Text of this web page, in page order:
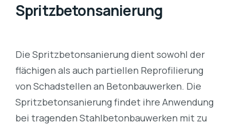
Spritzbetonsanierung
Die Spritzbetonsanierung dient sowohl der
flächigen als auch partiellen Reprofilierung
von Schadstellen an Betonbauwerken. Die
Spritzbetonsanierung findet ihre Anwendung
bei tragenden Stahlbetonbauwerken mit zu